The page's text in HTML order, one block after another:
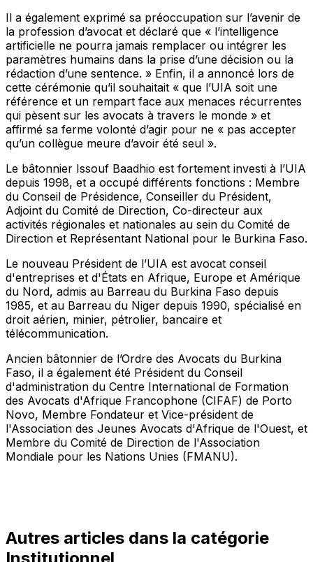
Il a également exprimé sa préoccupation sur l’avenir de
la profession d’avocat et déclaré que « l’intelligence
artificielle ne pourra jamais remplacer ou intégrer les
paramètres humains dans la prise d’une décision ou la
rédaction d’une sentence. » Enfin, il a annoncé lors de
cette cérémonie qu’il souhaitait « que l’UIA soit une
référence et un rempart face aux menaces récurrentes
qui pèsent sur les avocats à travers le monde » et
affirmé sa ferme volonté d’agir pour ne « pas accepter
qu’un collègue meure d’avoir été seul ».
Le bâtonnier Issouf Baadhio est fortement investi à l’UIA
depuis 1998, et a occupé différents fonctions : Membre
du Conseil de Présidence, Conseiller du Président,
Adjoint du Comité de Direction, Co-directeur aux
activités régionales et nationales au sein du Comité de
Direction et Représentant National pour le Burkina Faso.
Le nouveau Président de l’UIA est avocat conseil
d'entreprises et d'États en Afrique, Europe et Amérique
du Nord, admis au Barreau du Burkina Faso depuis
1985, et au Barreau du Niger depuis 1990, spécialisé en
droit aérien, minier, pétrolier, bancaire et
télécommunication.
Ancien bâtonnier de l’Ordre des Avocats du Burkina
Faso, il a également été Président du Conseil
d'administration du Centre International de Formation
des Avocats d'Afrique Francophone (CIFAF) de Porto
Novo, Membre Fondateur et Vice-président de
l'Association des Jeunes Avocats d'Afrique de l'Ouest, et
Membre du Comité de Direction de l'Association
Mondiale pour les Nations Unies (FMANU).
Autres articles dans la catégorie